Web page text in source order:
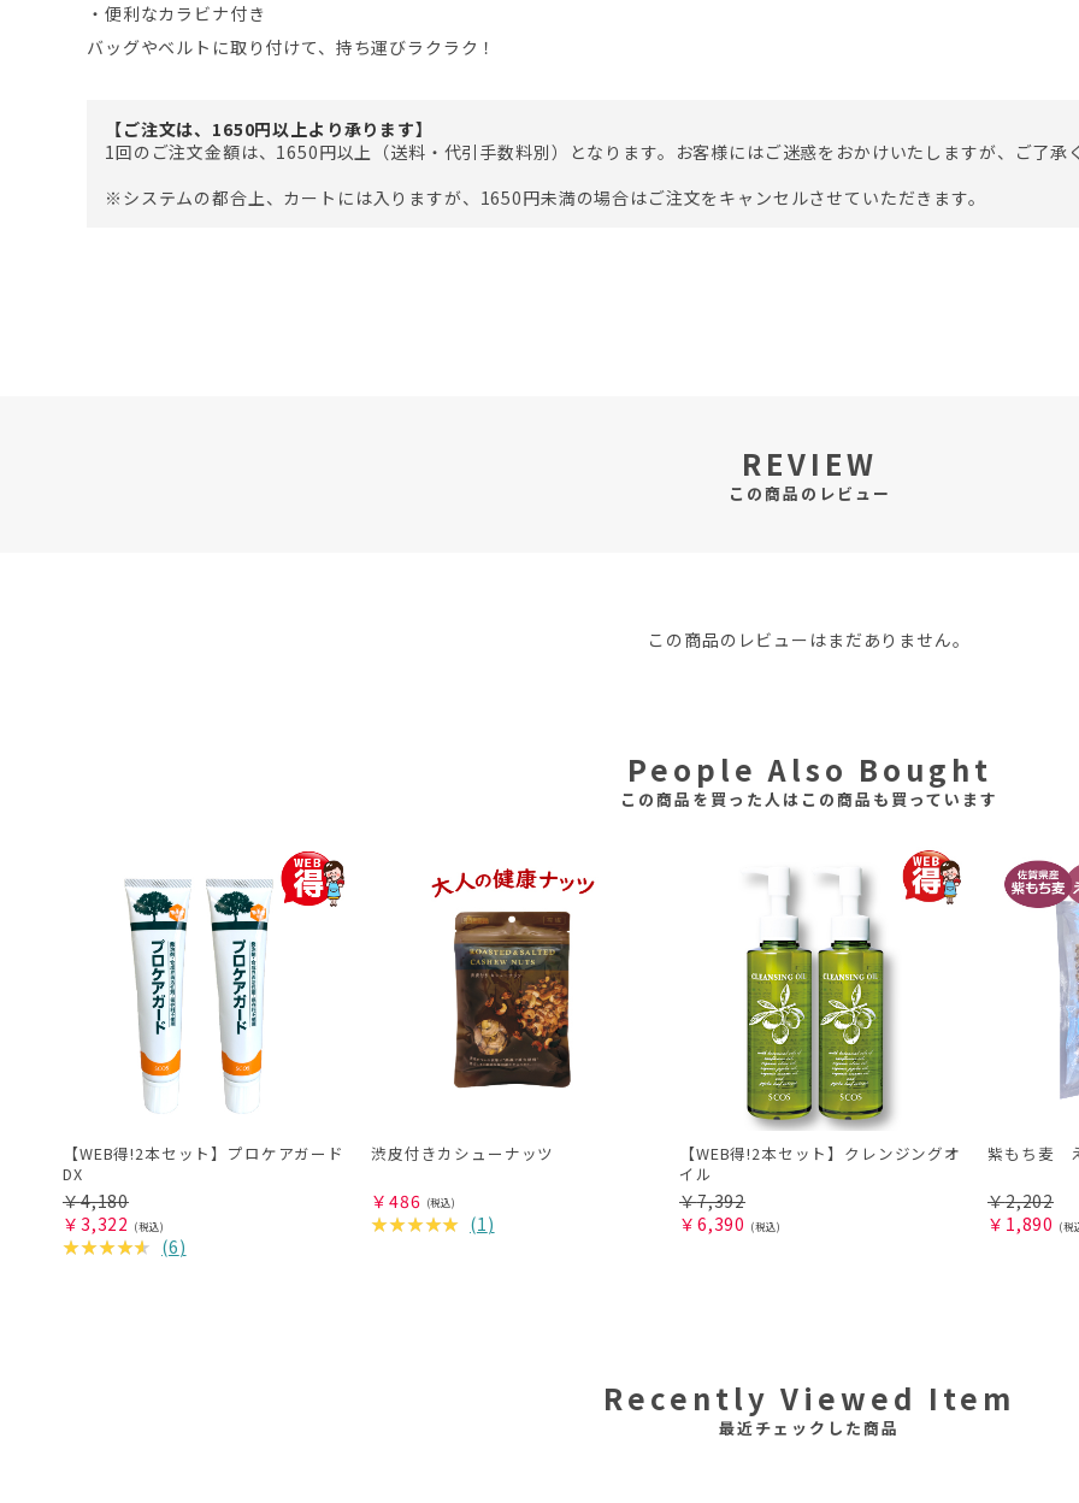
・便利なカラビナ付き
バッグやベルトに取り付けて、持ち運びラクラク！
【ご注文は、1650円以上より承ります】
1回のご注文金額は、1650円以上（送料・代引手数料別）となります。お客様にはご迷惑をおかけいたしますが、ご了承
※システムの都合上、カートには入りますが、1650円未満の場合はご注文をキャンセルさせていただきます。
REVIEW
この商品のレビュー
この商品のレビューはまだありません。
People Also Bought
この商品を買った人はこの商品も買っています
【WEB得!2本セット】プロケアガード
DX
￥4,180
￥ 3,322
(6)
渋皮付きカシューナッツ
￥ 486
(1)
【WEB得!2本セット】クレンジングオ
イル
￥7,392
￥ 6,390
紫もち麦
￥2,202
￥ 1,890
Recently Viewed Item
最近チェックした商品